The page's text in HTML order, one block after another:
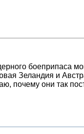
боеприпаса
Зеландия и
почему они так